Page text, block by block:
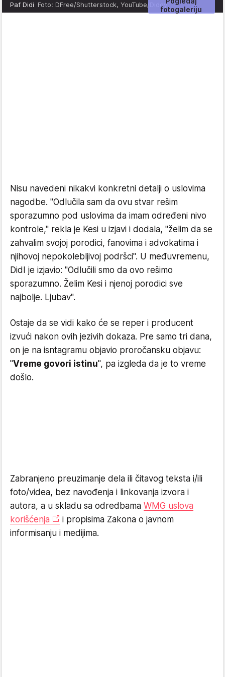
fotogaleriju
Paf Didi Foto: DFree/Shutterstock, YouTube/Diddy
Nisu navedeni nikakvi konkretni detalji o uslovima
nagodbe. "Odlučila sam da ovu stvar rešim
sporazumno pod uslovima da imam određeni nivo
kontrole," rekla je Kesi u izjavi i dodala, "želim da se
zahvalim svojoj porodici, fanovima i advokatima i
njihovoj nepokolebljivoj podršci". U međuvremenu,
DidI je izjavio: "Odlučili smo da ovo rešimo
sporazumno. Želim Kesi i njenoj porodici sve
najbolje. Ljubav".
Ostaje da se vidi kako će se reper i producent
izvući nakon ovih jezivih dokaza. Pre samo tri dana,
on je na isntagramu objavio proročansku objavu:
"Vreme govori istinu", pa izgleda da je to vreme
došlo.
Zabranjeno preuzimanje dela ili čitavog teksta i/ili
foto/videa, bez navođenja i linkovanja izvora i
autora, a u skladu sa odredbama WMG uslova
korišćenja
i propisima Zakona o javnom
informisanju i medijima.